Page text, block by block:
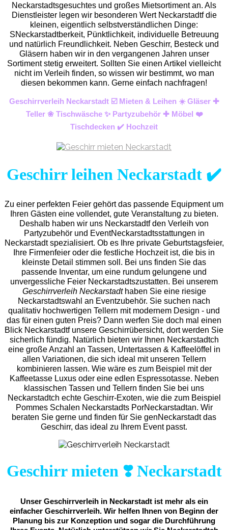
Neckarstadtsgesuchtes und großes Mietsortiment an. Als
Dienstleister legen wir besonderen Wert Neckarstadtf die
kleinen, eigentlich selbstverständlichen Dinge:
SNeckarstadtberkeit, Pünktlichkeit, individuelle Betreuung
und natürlich Freundlichkeit. Neben Geschirr, Besteck und
Gläsern haben wir in den vergangenen Jahren unser
Sortiment stetig erweitert. Sollten Sie einen Artikel vielleicht
nicht im Verleih finden, so wissen wir bestimmt, wo man
diesen bekommen kann. Gerne einfach nachfragen!
Geschirrverleih Neckarstadt ☑️ Mieten & Leihen ☀️ Gläser ✚
Teller ❀ Tischwäsche ✨ Partyzubehör ✚ Möbel ❤️
Tischdecken ✔️ Hochzeit
Geschirr leihen Neckarstadt ✔️
Zu einer perfekten Feier gehört das passende Equipment um
Ihren Gästen eine vollendet, gute Veranstaltung zu bieten.
Deshalb haben wir uns Neckarstadtf den Verleih von
Partyzubehör und EventNeckarstadtsstattungen in
Neckarstadt spezialisiert. Ob es Ihre private Geburtstagsfeier,
Ihre Firmenfeier oder die festliche Hochzeit ist, die bis in
kleinste Detail stimmen soll. Bei uns finden Sie das
passende Inventar, um eine rundum gelungene und
unvergess liche Feier Neckarstadtszustatten. Bei unserem
Geschirrverleih Neckarstadthaben Sie eine riesige
Neckarstadtswahl an Eventzubehör. Sie suchen nach
qualitativ hochwertigen Tellern mit modernem Design - und
das für einen guten Preis? Dann werfen Sie doch mal einen
Blick Neckarstadtf unsere Geschirrübersicht, dort werden Sie
sicherlich fündig. Natürlich bieten wir Ihnen Neckarstadtch
eine große Anzahl an Tassen, Untertassen & Kaffeelöffel in
allen Variationen, die sich ideal mit unseren Tellern
kombinieren lassen. Wie wäre es zum Beispiel mit der
Kaffeetasse Luxus oder eine edlen Espressotasse. Neben
klassischen Tassen und Tellern finden Sie bei uns
Neckarstadtch echte Geschirr-Exoten, wie die zum Beispiel
Pommes Schalen Neckarstadts PorNeckarstadtan. Wir
beraten Sie gerne und finden für Sie genNeckarstadt das
Geschirr, das ideal zu Ihrem Event passt.
Geschirr mieten ❣️ Neckarstadt
Unser Geschirrverleih in Neckarstadt ist mehr als ein
einfacher Geschirrverleih. Wir helfen Ihnen von Beginn der
Planung bis zur Konzeption und sogar die Durchführung